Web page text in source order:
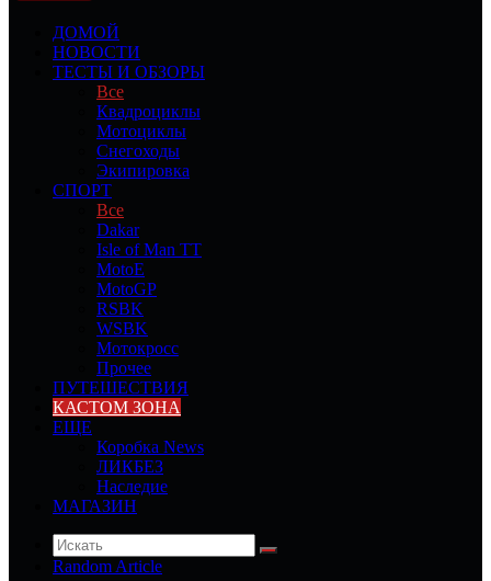
ДОМОЙ
НОВОСТИ
ТЕСТЫ И ОБЗОРЫ
Все
Квадроциклы
Мотоциклы
Снегоходы
Экипировка
СПОРТ
Все
Dakar
Isle of Man TT
MotoE
MotoGP
RSBK
WSBK
Мотокросс
Прочее
ПУТЕШЕСТВИЯ
КАСТОМ ЗОНА
ЕЩЕ
Коробка News
ЛИКБЕЗ
Наследие
МАГАЗИН
Random Article